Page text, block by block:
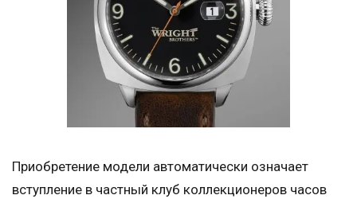
Приобретение модели автоматически означает
вступление в частный клуб коллекционеров часов